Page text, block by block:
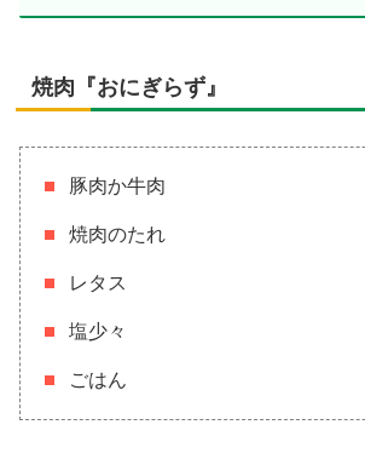
焼肉『おにぎらず』
豚肉か牛肉
焼肉のたれ
レタス
塩少々
ごはん